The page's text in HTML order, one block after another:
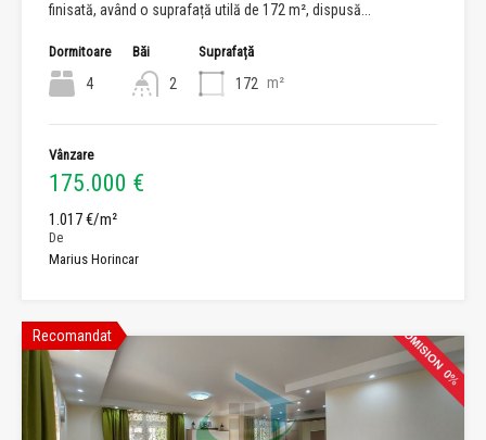
finisată, având o suprafață utilă de 172 m², dispusă...
Dormitoare
4
Băi
2
Suprafață
172 m²
Vânzare
175.000 €
1.017 €/m²
De
Marius Horincar
Recomandat